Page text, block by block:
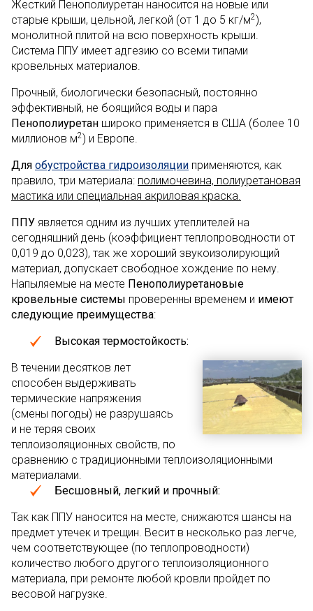
Жесткий Пенополиуретан наносится на новые или
старые крыши, цельной, легкой (от 1 до 5 кг/м2),
монолитной плитой на всю поверхность крыши.
Система ППУ имеет адгезию со всеми типами
кровельных материалов.
Прочный, биологически безопасный, постоянно
эффективный, не боящийся воды и пара
Пенополиуретан широко применяется в США (более 10
миллионов м2) и Европе.
Для обустройства гидроизоляции применяются, как
правило, три материала: полимочевина, полиуретановая
мастика или специальная акриловая краска.
ППУ является одним из лучших утеплителей на
сегодняшний день (коэффициент теплопроводности от
0,019 до 0,023), так же хороший звукоизолирующий
материал, допускает свободное хождение по нему.
Напыляемые на месте Пенополиуретановые
кровельные системы проверенны временем и имеют
следующие преимущества:
Высокая термостойкость:
В течении десятков лет
способен выдерживать
термические напряжения
(смены погоды) не разрушаясь
и не теряя своих
теплоизоляционных свойств, по
сравнению с традиционными теплоизоляционными
материалами.
Бесшовный, легкий и прочный:
Так как ППУ наносится на месте, снижаются шансы на
предмет утечек и трещин. Весит в несколько раз легче,
чем соответствующее (по теплопроводности)
количество любого другого теплоизоляционного
материала, при ремонте любой кровли пройдет по
весовой нагрузке.